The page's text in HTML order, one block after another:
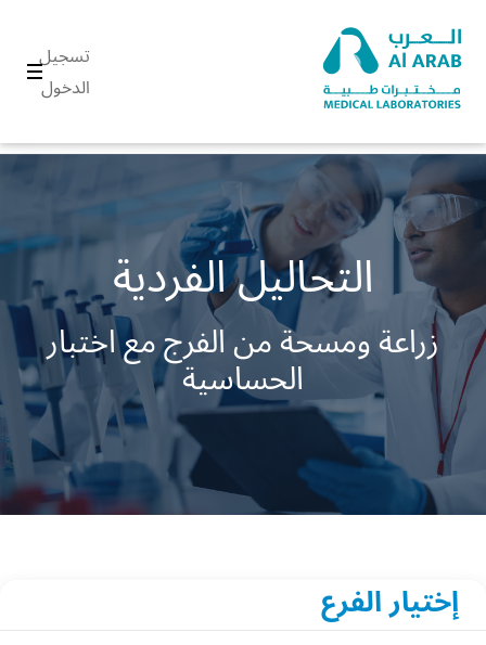
تسجيل
الدخول
التحاليل الفردية
زراعة ومسحة من الفرج مع اختبار
الحساسية
إختيار الفرع